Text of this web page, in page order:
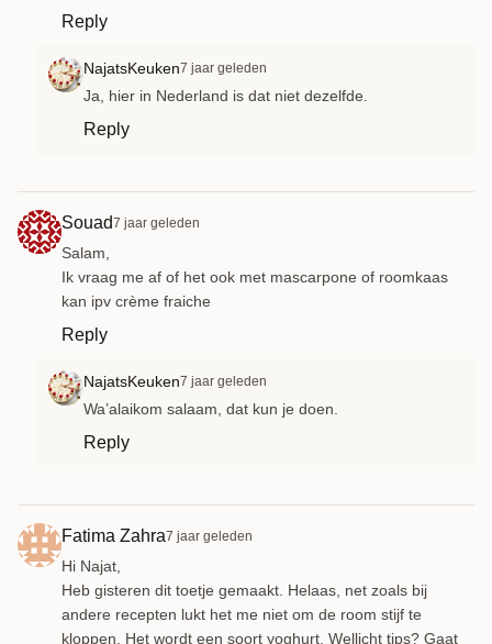
Reply
NajatsKeuken7 jaar geleden
Ja, hier in Nederland is dat niet dezelfde.
Reply
Souad7 jaar geleden
Salam,
Ik vraag me af of het ook met mascarpone of roomkaas
kan ipv crème fraiche
Reply
NajatsKeuken7 jaar geleden
Wa’alaikom salaam, dat kun je doen.
Reply
Fatima Zahra7 jaar geleden
Hi Najat,
Heb gisteren dit toetje gemaakt. Helaas, net zoals bij
andere recepten lukt het me niet om de room stijf te
kloppen. Het wordt een soort yoghurt. Wellicht tips? Gaat